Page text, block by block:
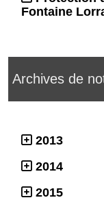
Fontaine
Archives de
2013
2014
2015